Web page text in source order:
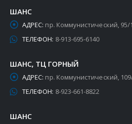
ШАНС
АДРЕС: пр. Коммунистический, 95/1
ТЕЛЕФОН: 8-913-695-6140
ШАНС, ТЦ ГОРНЫЙ
АДРЕС: пр. Коммунистический,
ТЕЛЕФОН: 8-923-661-8822
ШАНС